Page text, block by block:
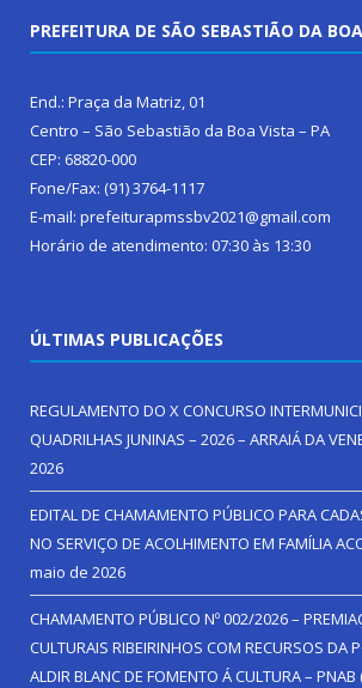
PREFEITURA DE SÃO SEBASTIÃO DA
End.: Praça da Matriz, 01
Centro – São Sebastião da Boa Vista – PA
CEP: 68820-000
Fone/Fax: (91) 3764-1117
E-mail: prefeiturapmssbv2021@gmail.com
Horário de atendimento: 07:30 às 13:30
ÚLTIMAS PUBLICAÇÕES
REGULAMENTO DO X CONCURSO
QUADRILHAS JUNINAS – 2026 – ARRAIÁ DA
2026
EDITAL DE CHAMAMENTO PÚBLICO PARA
NO SERVIÇO DE ACOLHIMENTO EM FAMÍLIA
maio de 2026
CHAMAMENTO PÚBLICO Nº 002/2026 –
CULTURAIS RIBEIRINHOS COM RECURSOS DA
ALDIR BLANC DE FOMENTO Á CULTURA –